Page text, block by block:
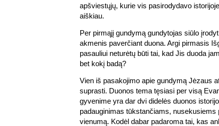
apšviestųjų, kurie vis pasirodydavo
aiškiau.
Per pirmąjį gundymą gundytojas siūlo
akmenis paverčiant duona. Argi pirmasis
pasauliui neturėtų būti tai, kad Jis duoda
bet kokį badą?
Vien iš pasakojimo apie gundymą Jėzaus
suprasti. Duonos tema tęsiasi per visą
gyvenime yra dar dvi didelės duonos
padauginimas tūkstančiams, nusekusiems
vienumą. Kodėl dabar padaroma tai, kas